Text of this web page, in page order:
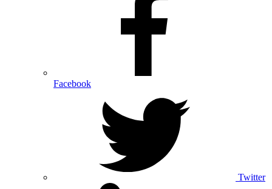
Facebook
Twitter